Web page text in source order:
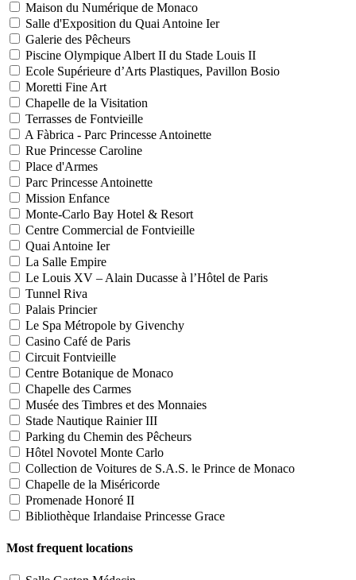
Maison du Numérique de Monaco
Salle d'Exposition du Quai Antoine Ier
Galerie des Pêcheurs
Piscine Olympique Albert II du Stade Louis II
Ecole Supérieure d’Arts Plastiques, Pavillon Bosio
Moretti Fine Art
Chapelle de la Visitation
Terrasses de Fontvieille
A Fàbrica - Parc Princesse Antoinette
Rue Princesse Caroline
Place d'Armes
Parc Princesse Antoinette
Mission Enfance
Monte-Carlo Bay Hotel & Resort
Centre Commercial de Fontvieille
Quai Antoine Ier
La Salle Empire
Le Louis XV – Alain Ducasse à l’Hôtel de Paris
Tunnel Riva
Palais Princier
Le Spa Métropole by Givenchy
Casino Café de Paris
Circuit Fontvieille
Centre Botanique de Monaco
Chapelle des Carmes
Musée des Timbres et des Monnaies
Stade Nautique Rainier III
Parking du Chemin des Pêcheurs
Hôtel Novotel Monte Carlo
Collection de Voitures de S.A.S. le Prince de Monaco
Chapelle de la Miséricorde
Promenade Honoré II
Bibliothèque Irlandaise Princesse Grace
Most frequent locations